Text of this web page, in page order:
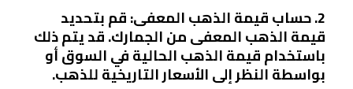
2. حساب قيمة الذهب المعفى: قم بتحديد
قيمة الذهب المعفى من الجمارك. قد يتم ذلك
باستخدام قيمة الذهب الحالية في السوق أو
بواسطة النظر إلى الأسعار التاريخية للذهب.